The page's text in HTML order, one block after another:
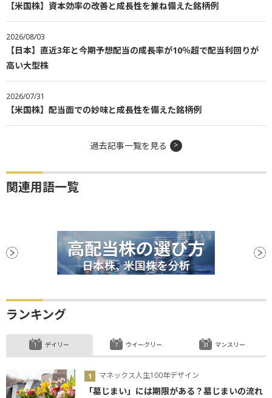
【米国株】資本効率の改善と成長性を兼ね備えた銘柄例
2026/08/03
【日本】直近3年と今期予想配当の成長率が10％超で配当利回りが
高い大型株
2026/07/31
【米国株】配当面での妙味と成長性を備えた銘柄例
過去記事一覧を見る
関連用語一覧
ランキング
デイリー
マネックス人生100年デザイン
「墓じまい」には期限がある？墓じまいの流れ
ウイークリー マンスリー